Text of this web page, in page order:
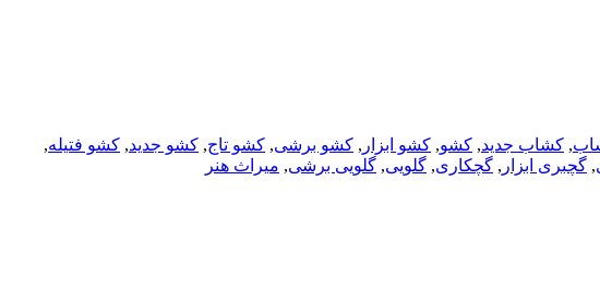
, کشاب جدید, کشو, کشو ابزار , کشو برشی, کشو تاج, کشو جدید, کشو فتیله,
, گچبری ابزار , گچکاری, گلویی, گلویی برشی, میراث هنر